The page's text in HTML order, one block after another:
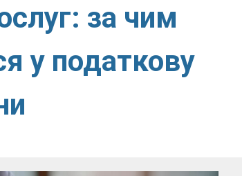
за чим
у податкову